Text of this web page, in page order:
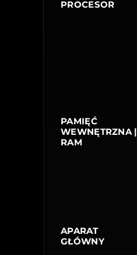
PROCESOR
PAMIĘĆ
WEWNĘTRZNA |
RAM
APARAT
GŁÓWNY